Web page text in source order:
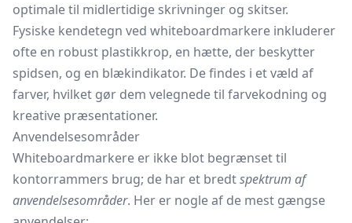
optimale til midlertidige skrivninger og skitser.
Fysiske kendetegn ved whiteboardmarkere inkluderer
ofte en robust plastikkrop, en hætte, der beskytter
spidsen, og en blækindikator. De findes i et væld af
farver, hvilket gør dem velegnede til farvekodning og
kreative præsentationer.
Anvendelsesområder
Whiteboardmarkere er ikke blot begrænset til
kontorrammers brug; de har et bredtspektrum af
anvendelsesområder. Her er nogle af de mest gængse